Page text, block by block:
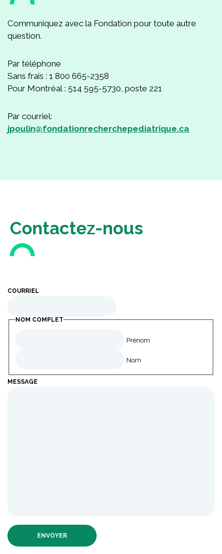
Communiquez avec la Fondation pour toute autre
question.
Par téléphone
Sans frais : 1 800 665-2358
Pour Montréal : 514 595-5730, poste 221
Par courriel:
jpoulin@fondationrecherchepediatrique.ca
Contactez-nous
COURRIEL
NOM COMPLET
Prénom
Nom
MESSAGE